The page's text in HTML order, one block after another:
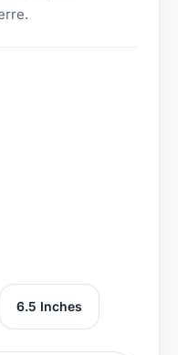
6.5 Inches